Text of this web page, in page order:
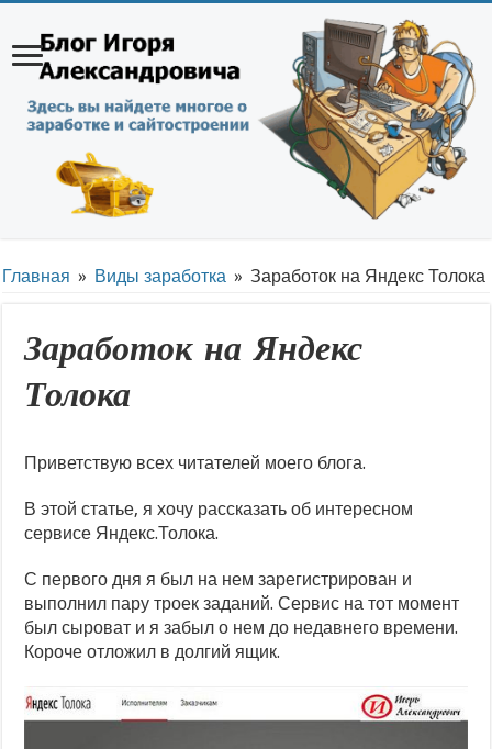
Главная » Виды заработка » Заработок на Яндекс Толока
Заработок на Яндекс
Толока
Приветствую всех читателей моего блога.
В этой статье, я хочу рассказать об интересном
сервисе Яндекс.Толока.
С первого дня я был на нем зарегистрирован и
выполнил пару троек заданий. Сервис на тот момент
был сыроват и я забыл о нем до недавнего времени.
Короче отложил в долгий ящик.